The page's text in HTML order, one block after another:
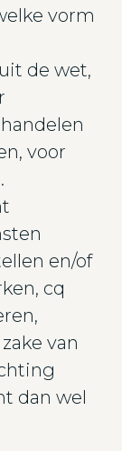
vorm
de wet,
voor
en/of
cq
van
dan wel